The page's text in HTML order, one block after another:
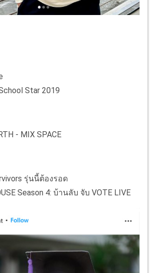
Star 2019
- MIX SPACE
รุ่นนี้ต้องรอด
Season 4: บ้านลับ จับ VOTE LIVE